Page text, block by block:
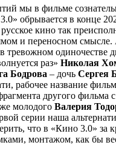
мы в фильме
обрывается в конце
кино так
и переносном смысле.
тревожном одиночестве
раз» Николая
Бодрова – дочь Сергея
рабочее название
другого фильма
молодого Валерия
серии наша
что в «Кино 3.0» за
монтажом, как бы